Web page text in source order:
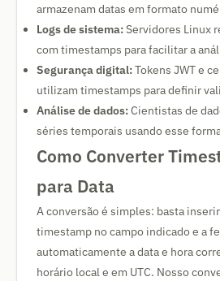
armazenam datas em formato
Logs de sistema:Servidores Linux
com timestamps para facilitar a
Segurança digital:Tokens JWT e
utilizam timestamps para definir
Análise de dados:Cientistas de
séries temporais usando esse
Como Converter
para Data
A conversão é simples: basta
timestamp no campo indicado e a
automaticamente a data e hora
horário local e em UTC. Nosso